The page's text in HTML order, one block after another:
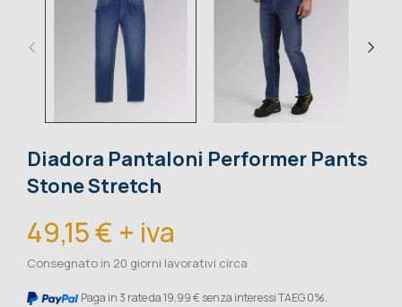
Diadora Pantaloni Performer Pants
Stone Stretch
49,15 € + iva
Consegnato in 20 giorni lavorativi circa
Paga in 3 rate da 19,99 € senza interessi TAEG 0%.